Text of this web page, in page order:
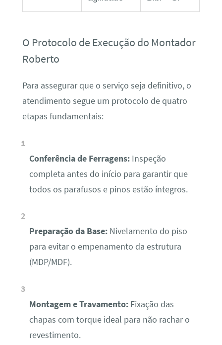
O Protocolo de Execução do Montador
Roberto
Para assegurar que o serviço seja definitivo, o
atendimento segue um protocolo de quatro
etapas fundamentais:
Conferência de Ferragens:Inspeção
completa antes do início para garantir que
todos os parafusos e pinos estão íntegros.
Preparação da Base:Nivelamento do piso
para evitar o empenamento da estrutura
(MDP/MDF).
Montagem e Travamento:Fixação das
chapas com torque ideal para não rachar o
revestimento.